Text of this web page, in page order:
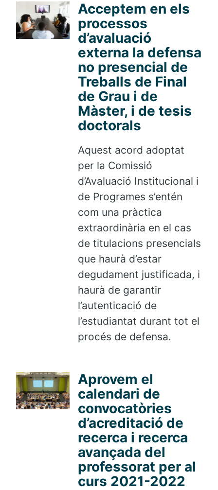
Acceptem en els
processos
d’avaluació
externa la defensa
no presencial de
Treballs de Final
de Grau i de
Màster, i de tesis
doctorals
Aquest acord adoptat
per la Comissió
d’Avaluació Institucional i
de Programes s’entén
com una pràctica
extraordinària en el cas
de titulacions presencials
que haurà d’estar
degudament justificada, i
haurà de garantir
l’autenticació de
l’estudiantat durant tot el
procés de defensa.
Aprovem el
calendari de
convocatòries
d’acreditació de
recerca i recerca
avançada del
professorat per al
curs 2021-2022